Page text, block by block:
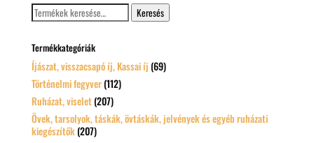
Keresés
a
Keresés
Termékkategóriák
Íjászat, visszacsapó íj, Kassai íj (69)
Történelmi fegyver (112)
Ruházat, viselet (207)
Övek, tarsolyok, táskák, övtáskák, jelvények és egyéb ruházati
kiegészítők (207)